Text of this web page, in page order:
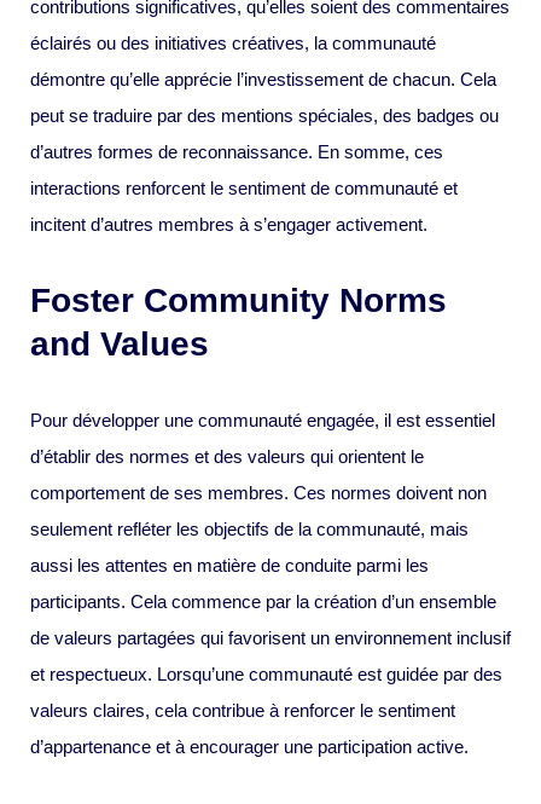
contributions significatives, qu’elles soient des commentaires
éclairés ou des initiatives créatives, la communauté
démontre qu’elle apprécie l’investissement de chacun. Cela
peut se traduire par des mentions spéciales, des badges ou
d’autres formes de reconnaissance. En somme, ces
interactions renforcent le sentiment de communauté et
incitent d’autres membres à s’engager activement.
Foster Community Norms
and Values
Pour développer une communauté engagée, il est essentiel
d’établir des normes et des valeurs qui orientent le
comportement de ses membres. Ces normes doivent non
seulement refléter les objectifs de la communauté, mais
aussi les attentes en matière de conduite parmi les
participants. Cela commence par la création d’un ensemble
de valeurs partagées qui favorisent un environnement inclusif
et respectueux. Lorsqu’une communauté est guidée par des
valeurs claires, cela contribue à renforcer le sentiment
d’appartenance et à encourager une participation active.